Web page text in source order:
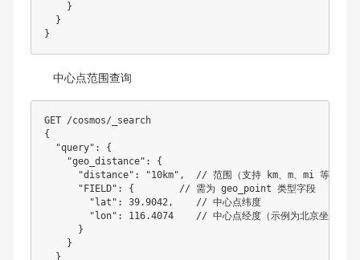
    }
  }
中心点范围查询
GET /cosmos/_search
{
  "query": {
    "geo_distance": {
      "distance": "10km",  // 范围（支持 km、m、mi 等单位）
      "FIELD": {        // 需为 geo_point 类型字段
        "lat": 39.9042,    // 中心点纬度
        "lon": 116.4074    // 中心点经度（示例为北京坐标）
      }
    }
  }